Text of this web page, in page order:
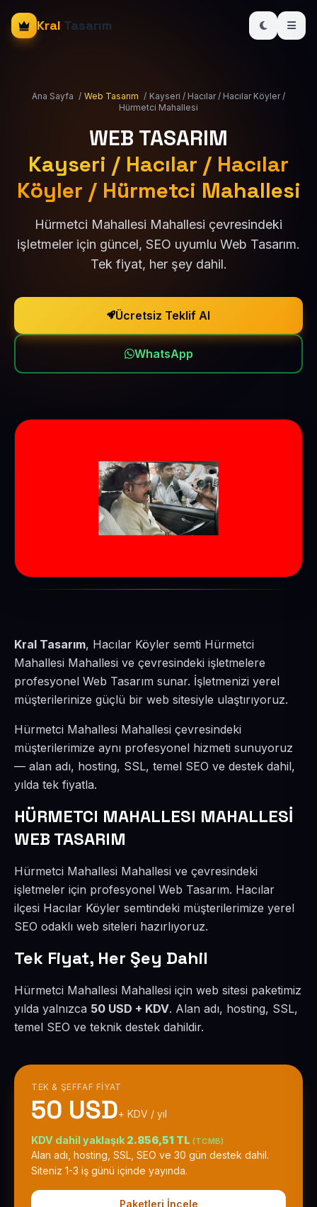
Kral Tasarım
Ana Sayfa / Web Tasarım / Kayseri / Hacılar / Hacılar Köyler /
Hürmetci Mahallesi
WEB TASARIM
Kayseri / Hacılar / Hacılar
Köyler / Hürmetci Mahallesi
Hürmetci Mahallesi Mahallesi çevresindeki
işletmeler için güncel, SEO uyumlu Web Tasarım.
Tek fiyat, her şey dahil.
Ücretsiz Teklif Al
WhatsApp
Kral Tasarım, Hacılar Köyler semti Hürmetci
Mahallesi Mahallesi ve çevresindeki işletmelere
profesyonel Web Tasarım sunar. İşletmenizi yerel
müşterilerinize güçlü bir web sitesiyle ulaştırıyoruz.
Hürmetci Mahallesi Mahallesi çevresindeki
müşterilerimize aynı profesyonel hizmeti sunuyoruz
— alan adı, hosting, SSL, temel SEO ve destek dahil,
yılda tek fiyatla.
HÜRMETCI MAHALLESI MAHALLESİ
WEB TASARIM
Hürmetci Mahallesi Mahallesi ve çevresindeki
işletmeler için profesyonel Web Tasarım. Hacılar
ilçesi Hacılar Köyler semtindeki müşterilerimize yerel
SEO odaklı web siteleri hazırlıyoruz.
Tek Fiyat, Her Şey Dahil
Hürmetci Mahallesi Mahallesi için web sitesi paketimiz
yılda yalnızca 50 USD + KDV. Alan adı, hosting, SSL,
temel SEO ve teknik destek dahildir.
TEK & ŞEFFAF FIYAT
50 USD+ KDV / yıl
KDV dahil yaklaşık 2.856,51 TL (TCMB)
Alan adı, hosting, SSL, SEO ve 30 gün destek dahil.
Siteniz 1-3 iş günü içinde yayında.
Paketleri İncele